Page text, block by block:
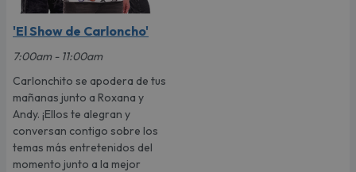
'El Show de Carloncho'
7:00am - 11:00am
Carlonchito se apodera de tus
mañanas junto a Roxana y
Andy. ¡Ellos te alegran y
conversan contigo sobre los
temas más entretenidos del
momento junto a la mejor